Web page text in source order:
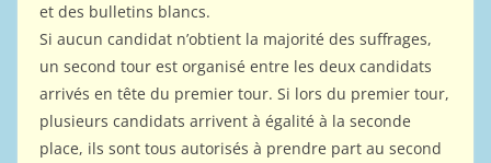
et des bulletins blancs.
Si aucun candidat n’obtient la majorité des suffrages,
un second tour est organisé entre les deux candidats
arrivés en tête du premier tour. Si lors du premier tour,
plusieurs candidats arrivent à égalité à la seconde
place, ils sont tous autorisés à prendre part au second